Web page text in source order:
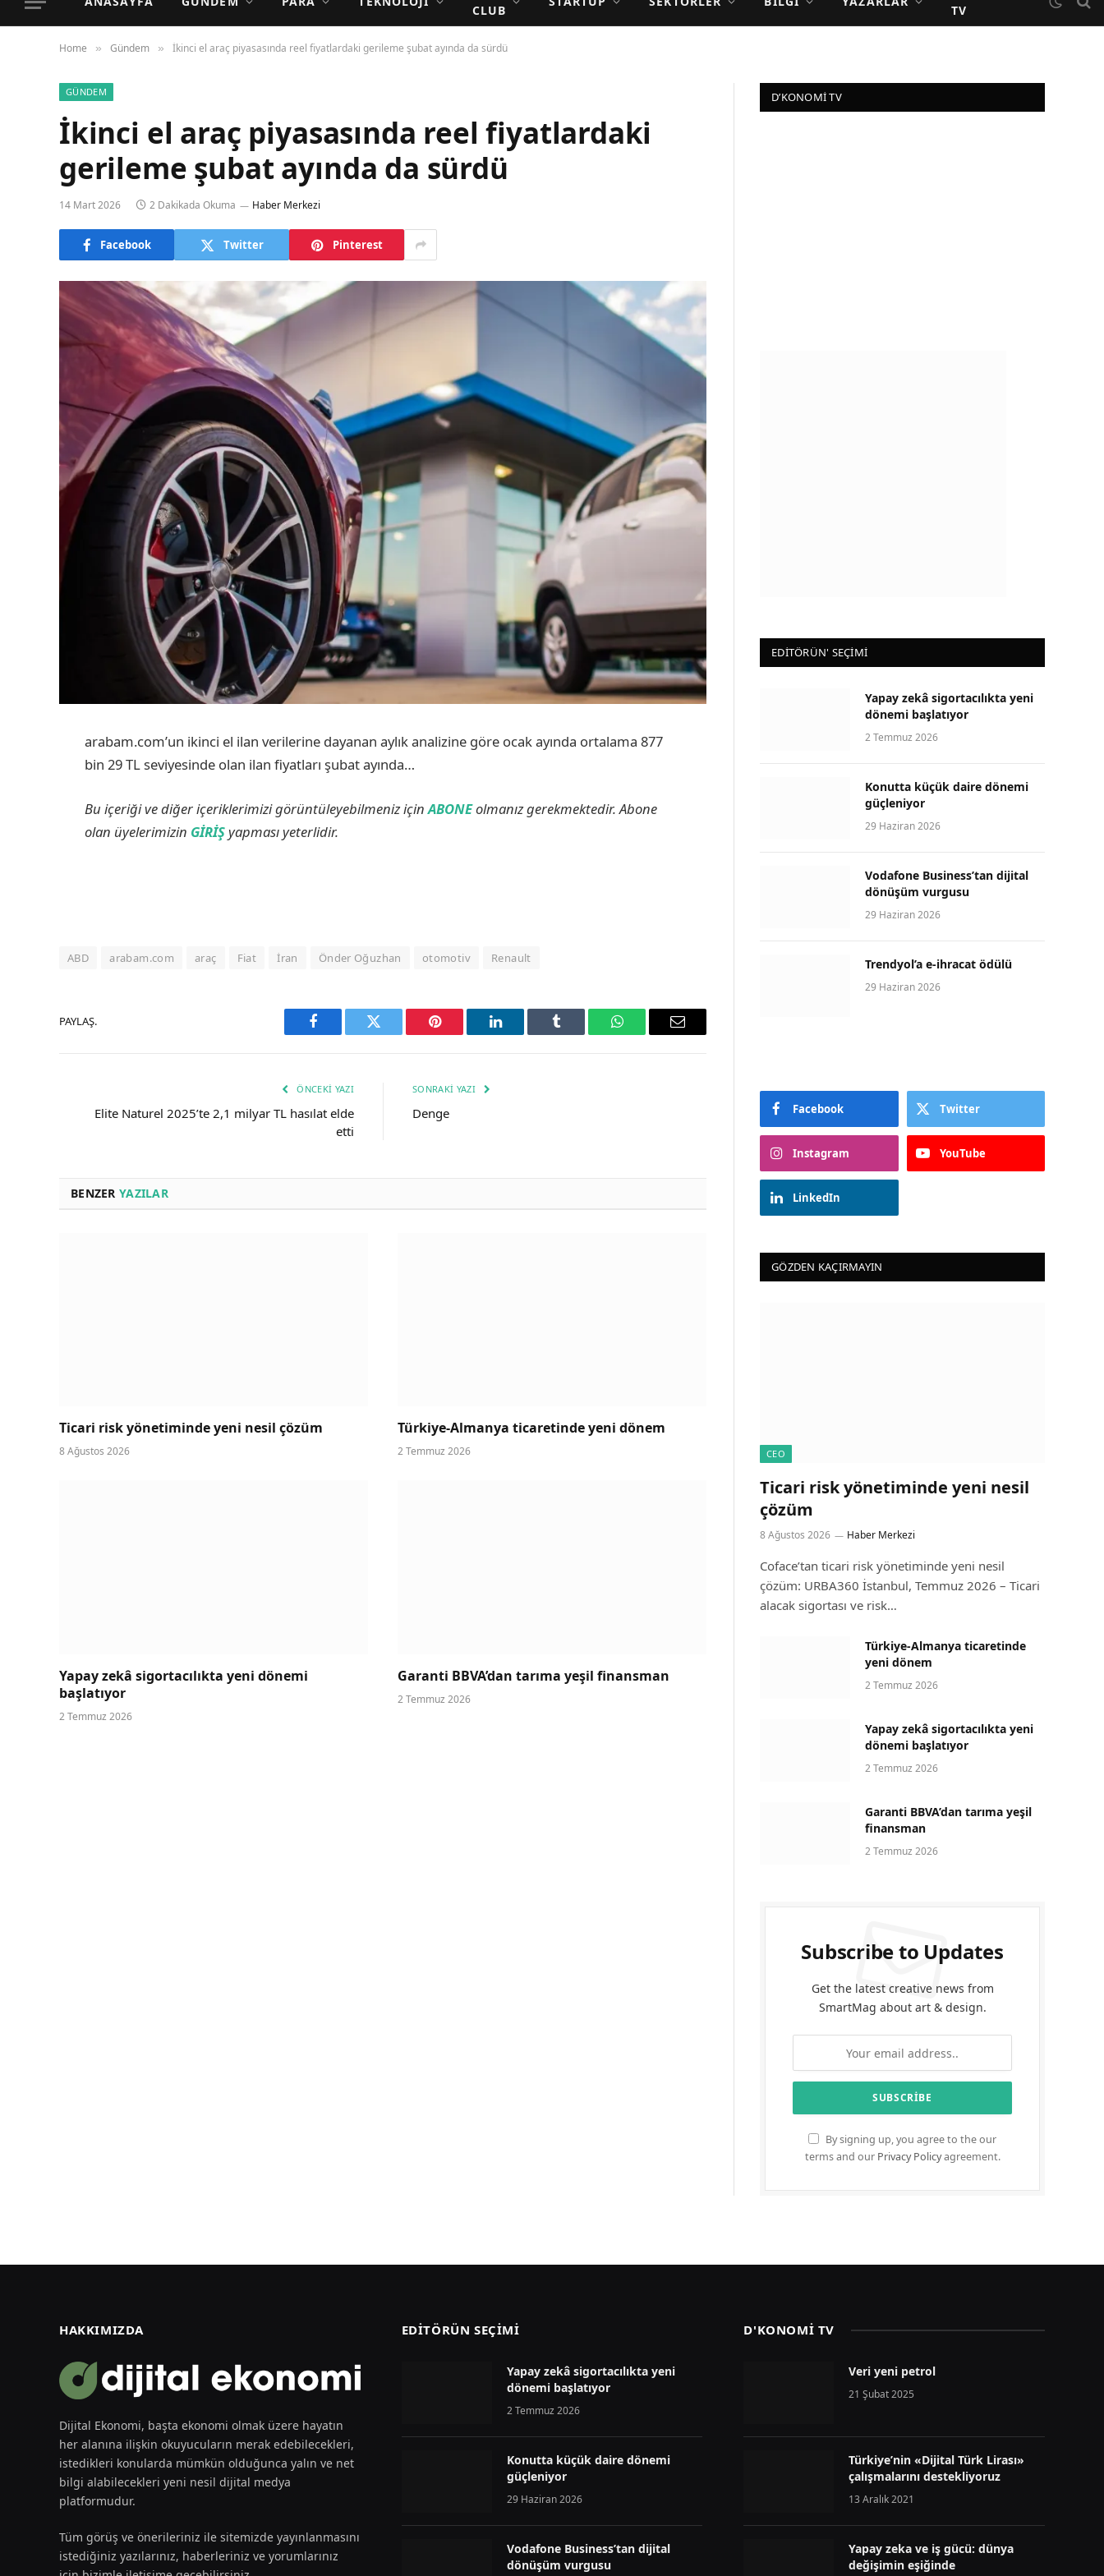
CLUB TV
Home » Gündem » İkinci el araç piyasasında reel fiyatlardaki gerileme şubat ayında da sürdü
GÜNDEM
İkinci el araç piyasasında reel fiyatlardaki
gerileme şubat ayında da sürdü
14 Mart 2026 2 Dakikada Okuma Haber Merkezi
Facebook Twitter Pinterest
arabam.com’un ikinci el ilan verilerine dayanan aylık analizine göre ocak ayında ortalama 877
bin 29 TL seviyesinde olan ilan fiyatları şubat ayında…
Bu içeriği ve diğer içeriklerimizi görüntüleyebilmeniz içinABONEolmanız gerekmektedir. Abone
olan üyelerimizin GİRİŞyapması yeterlidir.
ABD arabam.com araç Fiat İran Önder Oğuzhan otomotiv Renault
PAYLAŞ.
Facebook Twitter Pinterest LinkedIn Tumblr WhatsAppEmail
ÖNCEKI YAZI
Elite Naturel 2025’te 2,1 milyar TL hasılat elde
etti
SONRAKI YAZI
Denge
BENZER YAZILAR
Ticari risk yönetiminde yeni nesil çözüm
8 Ağustos 2026
Türkiye-Almanya ticaretinde yeni dönem
2 Temmuz 2026
Yapay zekâ sigortacılıkta yeni dönemi
başlatıyor
2 Temmuz 2026
Garanti BBVA’dan tarıma yeşil finansman
2 Temmuz 2026
D’KONOMI TV
EDİTÖRÜN' SEÇİMİ
Yapay zekâ sigortacılıkta yeni
dönemi başlatıyor
2 Temmuz 2026
Konutta küçük daire dönemi
güçleniyor
29 Haziran 2026
Vodafone Business’tan dijital
dönüşüm vurgusu
29 Haziran 2026
Trendyol’a e-ihracat ödülü
29 Haziran 2026
Facebook Twitter
Instagram YouTube
LinkedIn
GÖZDEN KAÇIRMAYIN
CEO
Ticari risk yönetiminde yeni nesil
çözüm
8 Ağustos 2026 Haber Merkezi
Coface’tan ticari risk yönetiminde yeni nesil
çözüm: URBA360 İstanbul, Temmuz 2026 – Ticari
alacak sigortası ve risk…
Türkiye-Almanya ticaretinde
yeni dönem
2 Temmuz 2026
Yapay zekâ sigortacılıkta yeni
dönemi başlatıyor
2 Temmuz 2026
Garanti BBVA’dan tarıma yeşil
finansman
2 Temmuz 2026
Subscribe to Updates
Get the latest creative news from
SmartMag about art & design.
By signing up, you agree to the our
terms and our Privacy Policyagreement.
HAKKIMIZDA
Dijital Ekonomi, başta ekonomi olmak üzere hayatın
her alanına ilişkin okuyucuların merak edebilecekleri,
istedikleri konularda mümkün olduğunca yalın ve net
bilgi alabilecekleri yeni nesil dijital medya
platformudur.
Tüm görüş ve önerileriniz ile sitemizde yayınlanmasını
istediğiniz yazılarınız, haberleriniz ve yorumlarınız
EDİTÖRÜN SEÇİMİ
Yapay zekâ sigortacılıkta yeni
dönemi başlatıyor
2 Temmuz 2026
Konutta küçük daire dönemi
güçleniyor
29 Haziran 2026
Vodafone Business’tan dijital
dönüşüm vurgusu
D'KONOMİ TV
Veri yeni petrol
21 Şubat 2025
Türkiye’nin «Dijital Türk Lirası»
çalışmalarını destekliyoruz
13 Aralık 2021
Yapay zeka ve iş gücü: dünya
değişimin eşiğinde